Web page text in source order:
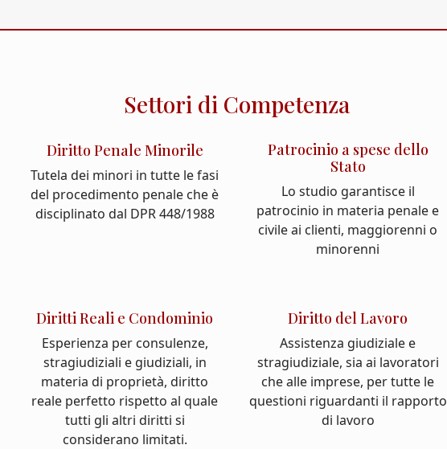
Settori di Competenza
Diritto Penale Minorile
Tutela dei minori in tutte le fasi
del procedimento penale che è
disciplinato dal DPR 448/1988
Patrocinio a spese dello
Stato
Lo studio garantisce il
patrocinio in materia penale e
civile ai clienti, maggiorenni o
minorenni
Diritti Reali e Condominio
Esperienza per consulenze,
stragiudiziali e giudiziali, in
materia di proprietà, diritto
reale perfetto rispetto al quale
tutti gli altri diritti si
considerano limitati.
Diritto del Lavoro
Assistenza giudiziale e
stragiudiziale, sia ai lavoratori
che alle imprese, per tutte le
questioni riguardanti il rapporto
di lavoro